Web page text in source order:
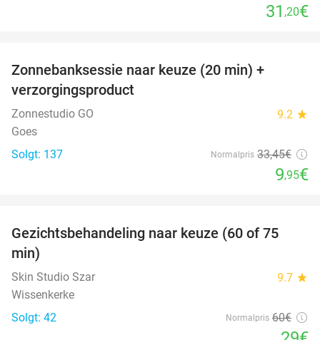
31 ,20€
Zonnebanksessie naar keuze (20 min) +
verzorgingsproduct
Zonnestudio GO 9.2 star
Goes
Solgt: 137
Normalpris 33,45€
9,95€
52%
Gezichtsbehandeling naar keuze (60 of 75
min)
Skin Studio Szar 9.7 star
Wissenkerke
Solgt: 42
Normalpris 60€